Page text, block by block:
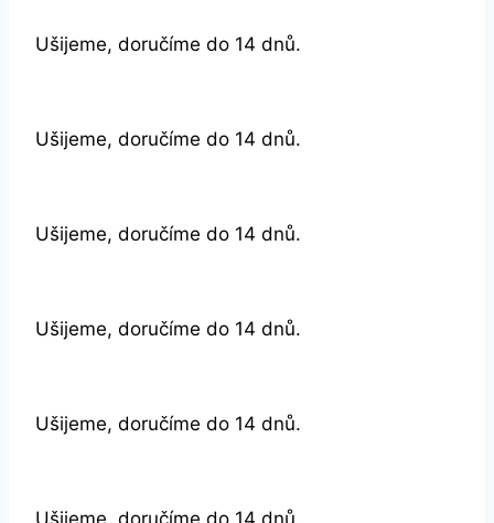
Ušijeme, doručíme do 14 dnů.
Ušijeme, doručíme do 14 dnů.
Ušijeme, doručíme do 14 dnů.
Ušijeme, doručíme do 14 dnů.
Ušijeme, doručíme do 14 dnů.
Ušijeme, doručíme do 14 dnů.